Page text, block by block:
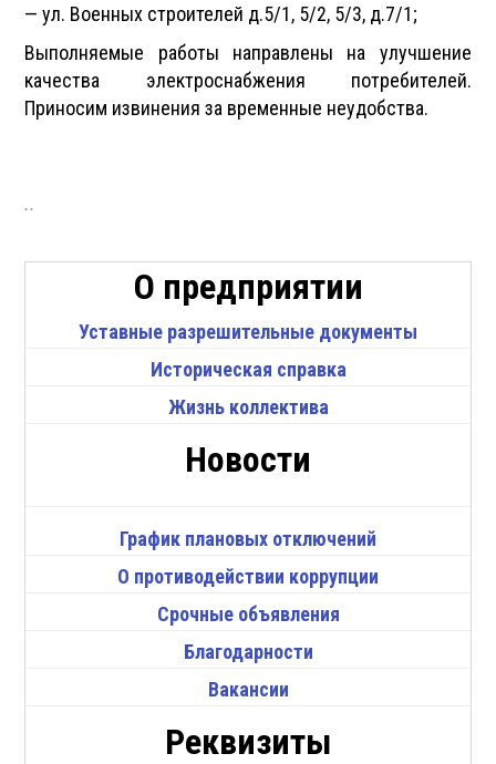
— ул. Военных строителей д.5/1, 5/2, 5/3, д.7/1;
Выполняемые работы направлены на улучшение
качества электроснабжения потребителей.
Приносим извинения за временные неудобства.
..
О предприятии
Уставные разрешительные документы
Историческая справка
Жизнь коллектива
Новости
График плановых отключений
О противодействии коррупции
Срочные объявления
Благодарности
Вакансии
Реквизиты